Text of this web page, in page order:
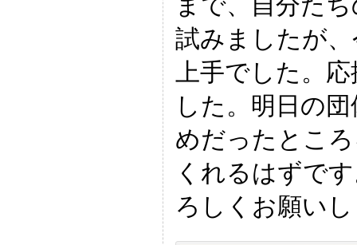
試みましたが
上手でした。
した。明日の
めだったとこ
くれるはずで
ろしくお願い